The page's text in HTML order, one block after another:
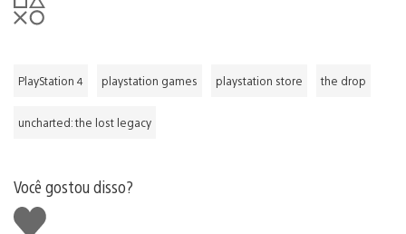
PlayStation 4 playstation games playstation store the drop
uncharted: the lost legacy
Você gostou disso?
Curtir